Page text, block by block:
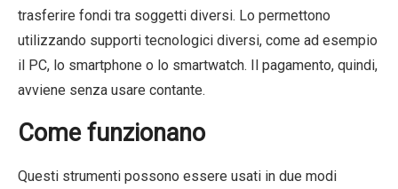
trasferire fondi tra soggetti diversi. Lo permettono
utilizzando supporti tecnologici diversi, come ad esempio
il PC, lo smartphone o lo smartwatch. Il pagamento, quindi,
avviene senza usare contante.
Come funzionano
Questi strumenti possono essere usati in due modi